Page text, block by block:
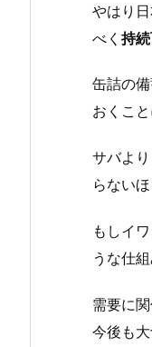
やはり
べく 持
缶詰の
おくこと
サバよ
らない
もしイ
うな仕
需要に
今後も